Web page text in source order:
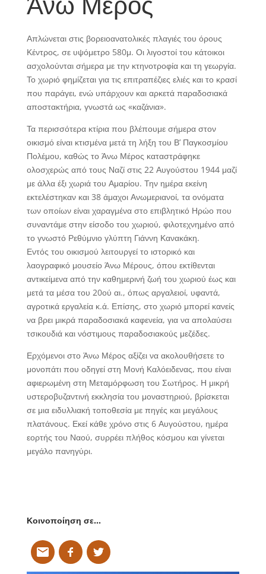
Απλώνεται στις βορειοανατολικές πλαγιές του όρους
Κέντρος, σε υψόμετρο 580μ. Οι λιγοστοί του κάτοικοι
ασχολούνται σήμερα με την κτηνοτροφία και τη γεωργία.
Το χωριό φημίζεται για τις επιτραπέζιες ελιές και το κρασί
που παράγει, ενώ υπάρχουν και αρκετά παραδοσιακά
αποστακτήρια, γνωστά ως «καζάνια».
Τα περισσότερα κτίρια που βλέπουμε σήμερα στον
οικισμό είναι κτισμένα μετά τη λήξη του Β’ Παγκοσμίου
Πολέμου, καθώς το Άνω Μέρος καταστράφηκε
ολοσχερώς από τους Ναζί στις 22 Αυγούστου 1944 μαζί
με άλλα έξι χωριά του Αμαρίου. Την ημέρα εκείνη
εκτελέστηκαν και 38 άμαχοι Ανωμεριανοί, τα ονόματα
των οποίων είναι χαραγμένα στο επιβλητικό Ηρώο που
συναντάμε στην είσοδο του χωριού, φιλοτεχνημένο από
το γνωστό Ρεθύμνιο γλύπτη Γιάννη Κανακάκη.
Εντός του οικισμού λειτουργεί το ιστορικό και
λαογραφικό μουσείο Άνω Μέρους, όπου εκτίθενται
αντικείμενα από την καθημερινή ζωή του χωριού έως και
μετά τα μέσα του 20ού αι., όπως αργαλειοί, υφαντά,
αγροτικά εργαλεία κ.ά. Επίσης, στο χωριό μπορεί κανείς
να βρει μικρά παραδοσιακά καφενεία, για να απολαύσει
τσικουδιά και νόστιμους παραδοσιακούς μεζέδες.
Ερχόμενοι στο Άνω Μέρος αξίζει να ακολουθήσετε το
μονοπάτι που οδηγεί στη Μονή Καλόειδενας, που είναι
αφιερωμένη στη Μεταμόρφωση του Σωτήρος. Η μικρή
υστεροβυζαντινή εκκλησία του μοναστηριού, βρίσκεται
σε μια ειδυλλιακή τοποθεσία με πηγές και μεγάλους
πλατάνους. Εκεί κάθε χρόνο στις 6 Αυγούστου, ημέρα
εορτής του Ναού, συρρέει πλήθος κόσμου και γίνεται
μεγάλο πανηγύρι.
Κοινοποίηση σε…